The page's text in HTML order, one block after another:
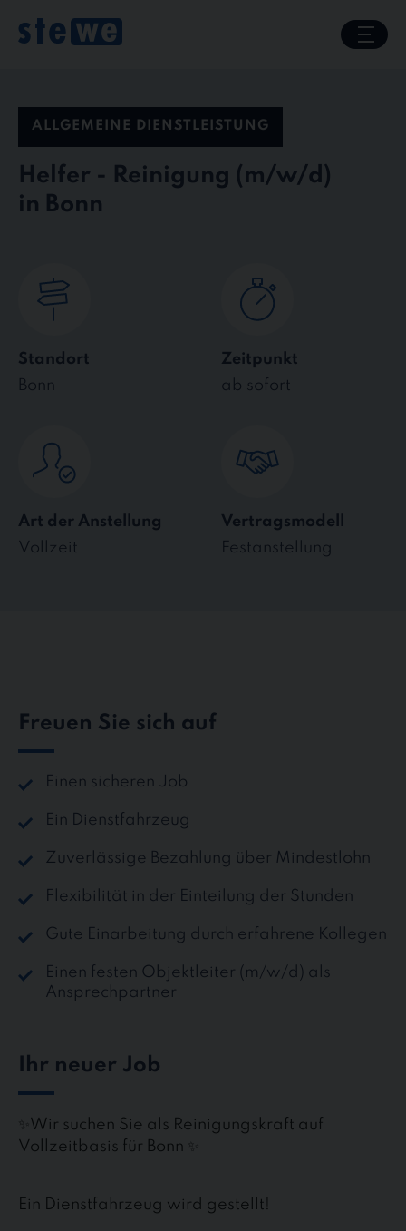
content
ALLGEMEINE DIENSTLEISTUNG
Helfer - Reinigung
in Bonn
Standort
Bonn
Zeitpunkt
ab sofort
Art der Anstellung
Vollzeit
Vertragsmodell
Festanstellung
Freuen Sie sich auf
Einen sicheren Job
Ein Dienstfahrzeug
Zuverlässige Bezahlung über Mindestlohn
Flexibilität in der Einteilung der Stunden
Gute Einarbeitung durch erfahrene Kollegen
Einen festen Objektleiter (m/w/d) als
Ansprechpartner
Ihr neuer Job
✨Wir suchen Sie als Reinigungskraft auf
Vollzeitbasis für Bonn ✨
Ein Dienstfahrzeug wird gestellt!